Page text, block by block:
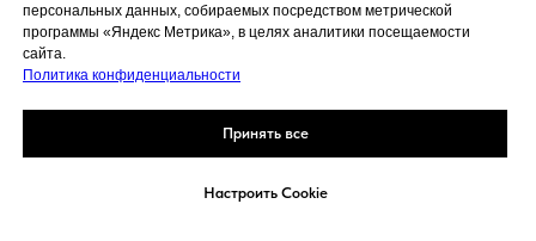
персональных данных, собираемых посредством метрической
программы «Яндекс Метрика», в целях аналитики посещаемости
сайта.
Политика конфиденциальности
Принять все
Настроить Cookie
База, оборудование, схемы подключения, щит и
понимание архитектуры умного дома.